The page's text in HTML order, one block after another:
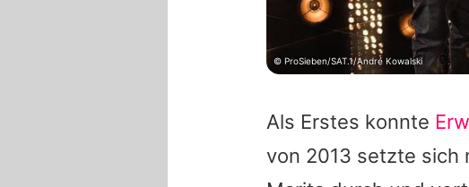
Als Erstes konnte
von 2013 setzte sich
© ProSieben/SAT.1/André Kowalski